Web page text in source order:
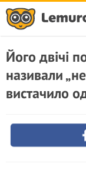
Його двічі
називали
вистачило